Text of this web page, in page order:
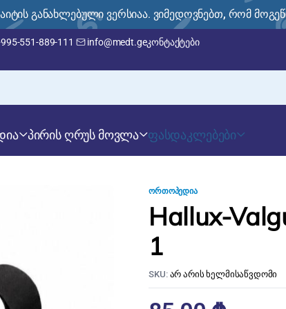
განახლებული ვერსიაა. ვიმედოვნებთ, რომ
551-889-111 info@medt.geკონტაქტები
პირის ღრუს მოვლა ფასდაკლებები
ᲝᲠᲗᲝᲞᲔᲓᲘᲐ
Hallux-
1
SKU: არ არის ხელმისაწვდომი